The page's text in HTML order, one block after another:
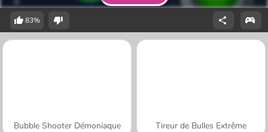
83%
Bubble Shooter Démoniaque Tireur de Bulles Extrême